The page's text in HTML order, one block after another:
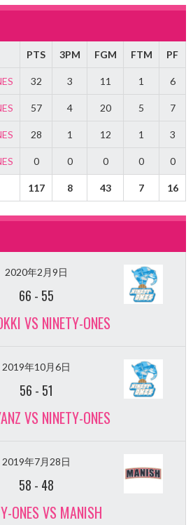
PTS 3PM FGM FTM PF
32 3 11 1 6
57 4 20 5 7
28 1 12 1 3
0 0 0 0 0
117 8 43 7 16
2020年2月9日
66 - 55
VS NINETY-ONES
2019年10月6日
56 - 51
VS NINETY-ONES
2019年7月28日
58 - 48
ONES VS MANISH